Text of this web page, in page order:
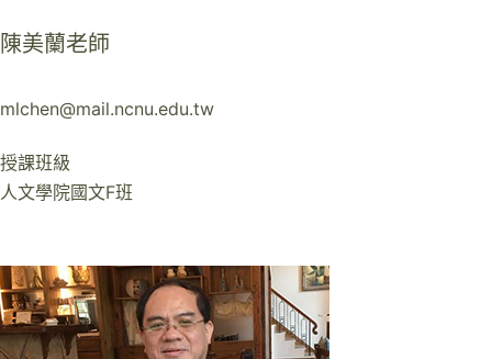
陳美蘭老師
mlchen@mail.ncnu.edu.tw
授課班級
人文學院國文F班